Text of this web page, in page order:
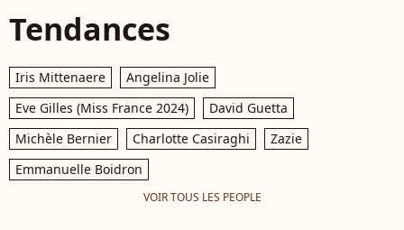
Tendances
Iris Mittenaere
Angelina Jolie
Eve Gilles (Miss France 2024)
David Guetta
Michèle Bernier
Charlotte Casiraghi
Zazie
Emmanuelle Boidron
VOIR TOUS LES PEOPLE